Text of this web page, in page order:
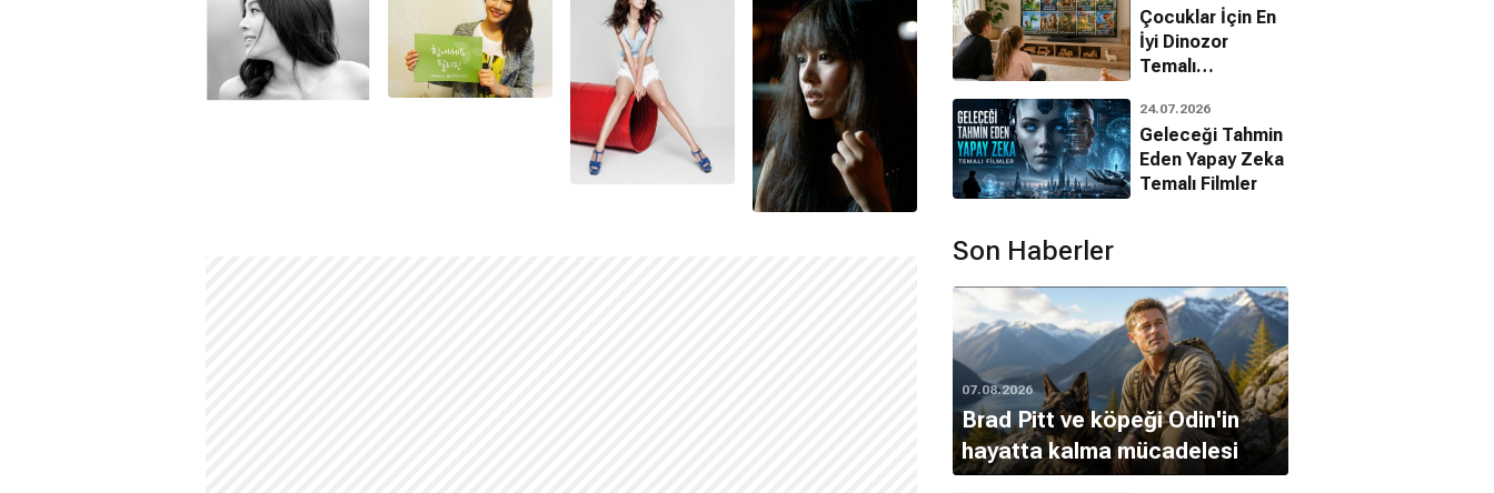
Çocuklar İçin En
İyi Dinozor
Temalı
Filmleri
24.07.2026
Geleceği Tahmin
Eden Yapay Zeka
Temalı Filmler
Son Haberler
07.08.2026
Brad Pitt ve köpeği Odin'in
hayatta kalma mücadelesi